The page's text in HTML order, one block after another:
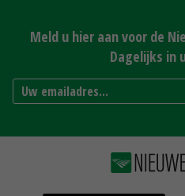
Meld u hier aan voor de
Dagelijks in